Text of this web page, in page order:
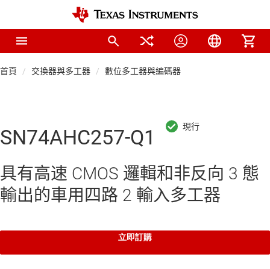
首頁 交換器與多工器 數位多工器與編碼器
SN74AHC257-Q1
具有高速 CMOS 邏輯和非反向 3 態
輸出的車用四路 2 輸入多工器
立即訂購